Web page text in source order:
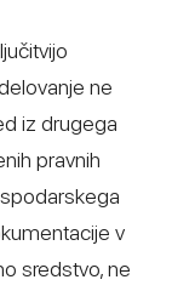
ne
iz drugega
pravnih
v
sredstvo, ne